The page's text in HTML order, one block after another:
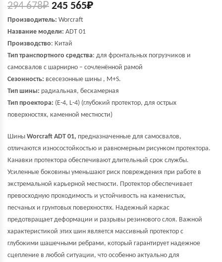
294 678₽ 245 565₽
Производитель: Worcraft
Название модели: ADT 01
Производство: Китай
Тип транспортного средства: для фронтальных погрузчиков и
самосвалов с шарнирно – сочленённой рамой
Сезонность: всесезонные шины , M+S.
Тип шины: радиальная, бескамерная
Тип проектора: (E-4, L-4) (глубокий протектор, для острых
поверхностях, каменной местности)
Шины Worcraft ADT 01, предназначенные для самосвалов,
отличаются износостойкостью и равномерным рисунком протектора.
Канавки протектора обеспечивают длительный срок службы.
Усиленные боковины уменьшают риск повреждения при работе в
экстремальной карьерной местности. Протектор обеспечивает
превосходную проходимость и устойчивость на каменистых,
песчаных и грунтовых поверхностях. Надежный каркас
предотвращает деформации и разрывы резинового слоя. Важной
характеристикой этих шин является массивный протектор с
глубокими шашечными ребрами, который гарантирует надежное
сцепление в любой ситуации, что особенно актуально для